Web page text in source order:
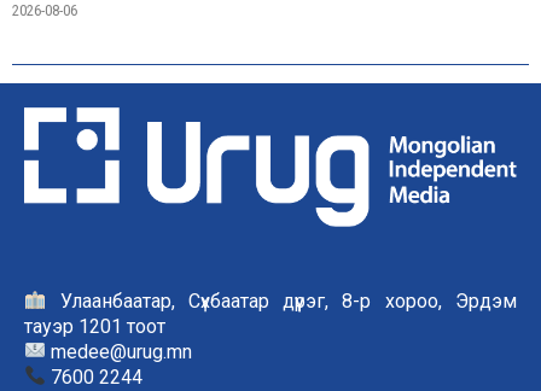
2026-08-06
Улаанбаатар, Сүхбаатар дүүрэг, 8-р хороо, Эрдэм
тауэр 1201 тоот
medee@urug.mn
7600 2244